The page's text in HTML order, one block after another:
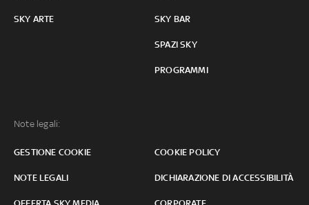
SKY ARTE SKY BAR
SPAZI SKY
PROGRAMMI
Note legali:
GESTIONE COOKIE COOKIE POLICY
NOTE LEGALI DICHIARAZIONE DI ACCESSIBILITÀ